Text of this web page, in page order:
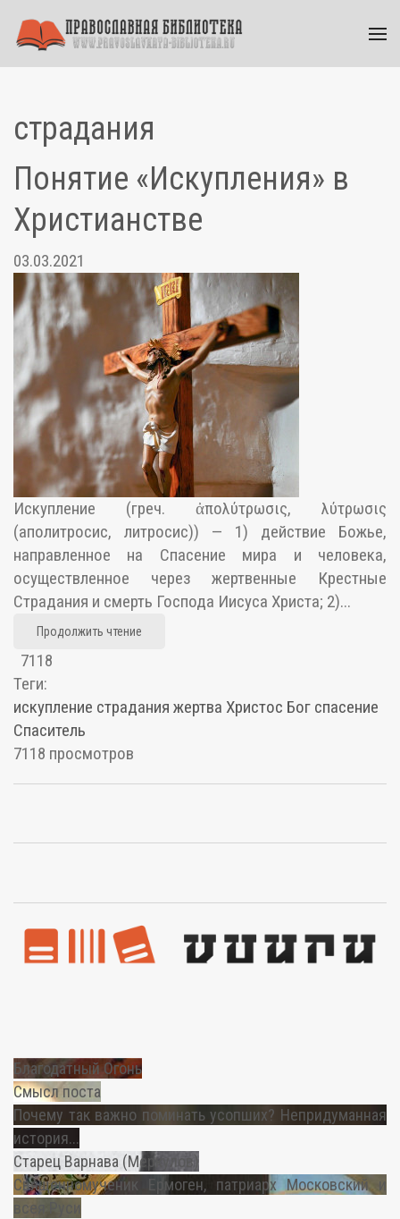
страдания
Понятие «Искупления» в
Христианстве
03.03.2021
Искупление (греч. ἀπολύτρωσις, λύτρωσις
(аполитросис, литросис)) — 1) действие Божье,
направленное на Спасение мира и человека,
осуществленное через жертвенные Крестные
Страдания и смерть Господа Иисуса Христа; 2)...
Продолжить чтение
7118
Теги:
искупление страдания жертва Христос Бог спасение
Спаситель
7118 просмотров
Благодатный Огонь
Смысл поста
Почему так важно поминать усопших? Непридуманная
история...
Старец Варнава (Меркулов)
Священномученик Ермоген, патриарх Московский и
всея Руси